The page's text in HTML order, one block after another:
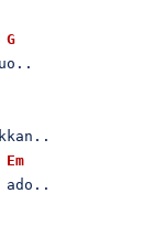
G
Em
ado..